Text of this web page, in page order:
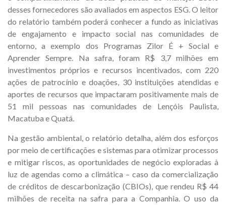
desses fornecedores são avaliados em aspectos ESG. O leitor
do relatório também poderá conhecer a fundo as iniciativas
de engajamento e impacto social nas comunidades de
entorno, a exemplo dos Programas Zilor É + Social e
Aprender Sempre. Na safra, foram R$ 3,7 milhões em
investimentos próprios e recursos incentivados, com 220
ações de patrocínio e doações, 30 instituições atendidas e
aportes de recursos que impactaram positivamente mais de
51 mil pessoas nas comunidades de Lençóis Paulista,
Macatuba e Quatá.
Na gestão ambiental, o relatório detalha, além dos esforços
por meio de certificações e sistemas para otimizar processos
e mitigar riscos, as oportunidades de negócio exploradas à
luz de agendas como a climática – caso da comercialização
de créditos de descarbonização (CBIOs), que rendeu R$ 44
milhões de receita na safra para a Companhia. O uso da